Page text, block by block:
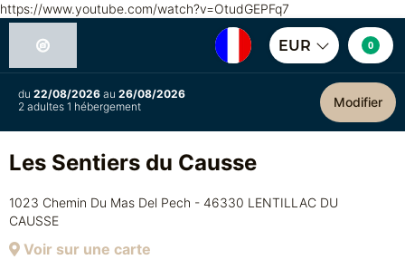
https://www.youtube.com/watch?v=OtudGEPFq7
EUR 0
du 22/08/2026 au 26/08/2026
2 adultes 1 hébergement
Modifier
Les Sentiers du Causse
1023 Chemin Du Mas Del Pech - 46330 LENTILLAC DU
CAUSSE
Voir sur une carte